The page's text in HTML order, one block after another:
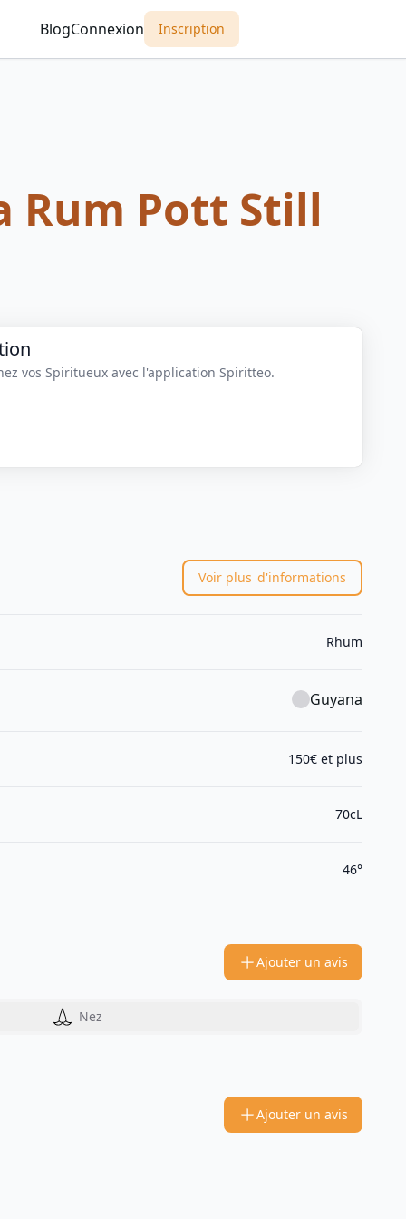
BlogConnexion Inscription
Rum Pott Still
vos Spiritueux avec l'application Spiritteo.
Voir plus d'informations
Rhum
Guyana
150€ et plus
70cL
46°
Ajouter un avis
Nez
Ajouter un avis